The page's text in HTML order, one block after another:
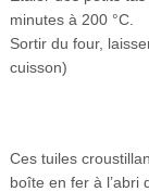
minutes à 200 °C.
Sortir du four,
cuisson)
Ces tuiles
boîte en fer à l’abri